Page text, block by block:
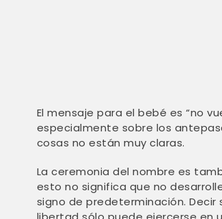
El mensaje para el bebé es “no
especialmente sobre los
cosas no están muy claras.
La ceremonia del nombre es
esto no significa que no
signo de predeterminación.